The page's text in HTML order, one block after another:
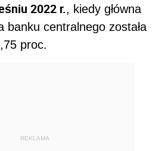
2022 r., kiedy główna
banku centralnego została
proc.
REKLAMA